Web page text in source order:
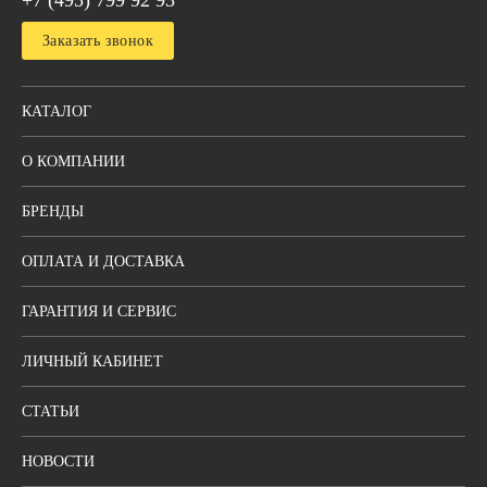
Заказать звонок
КАТАЛОГ
О КОМПАНИИ
БРЕНДЫ
ОПЛАТА И ДОСТАВКА
ГАРАНТИЯ И СЕРВИС
ЛИЧНЫЙ КАБИНЕТ
СТАТЬИ
НОВОСТИ